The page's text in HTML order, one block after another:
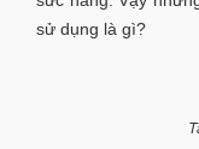
sử dụng là gì?